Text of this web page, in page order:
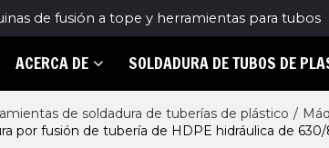
de fusión a tope y herramientas para tubos
ACERCA DE SOLDADURA DE TUBOS DE
de soldadura de tuberías de plástico /
por fusión de tubería de HDPE hidráulica de